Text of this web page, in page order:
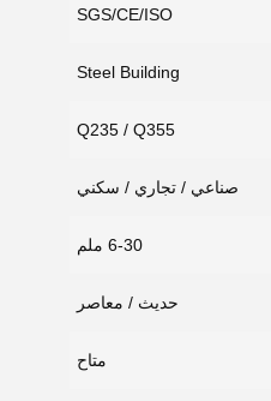
SGS/CE/ISO
Steel Building
Q235 / Q355
صناعي / تجاري / سكني
6-30 ملم
حديث / معاصر
متاح